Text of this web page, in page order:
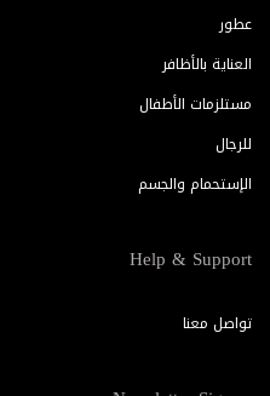
عطور
العناية بالأظافر
مستلزمات الأطفال
للرجال
الإستحمام والجسم
Help & Support
تواصل معنا